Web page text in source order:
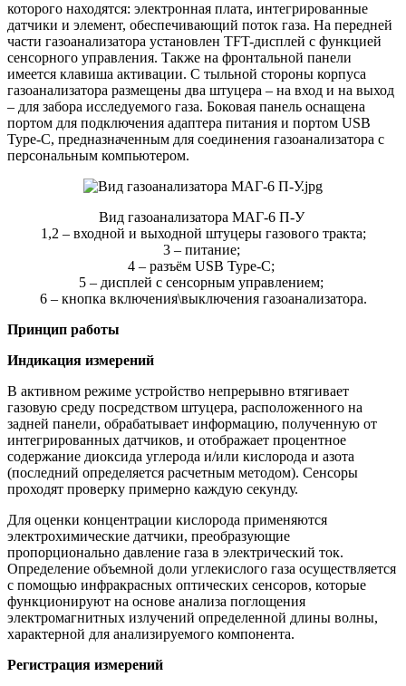
которого находятся: электронная плата, интегрированные
датчики и элемент, обеспечивающий поток газа. На передней
части газоанализатора установлен TFT-дисплей с функцией
сенсорного управления. Также на фронтальной панели
имеется клавиша активации. С тыльной стороны корпуса
газоанализатора размещены два штуцера – на вход и на выход
– для забора исследуемого газа. Боковая панель оснащена
портом для подключения адаптера питания и портом USB
Type-C, предназначенным для соединения газоанализатора с
персональным компьютером.
Вид газоанализатора МАГ-6 П-У
1,2 – входной и выходной штуцеры газового тракта;
3 – питание;
4 – разъём USB Type-С;
5 – дисплей с сенсорным управлением;
6 – кнопка включения\выключения газоанализатора.
Принцип работы
Индикация измерений
В активном режиме устройство непрерывно втягивает
газовую среду посредством штуцера, расположенного на
задней панели, обрабатывает информацию, полученную от
интегрированных датчиков, и отображает процентное
содержание диоксида углерода и/или кислорода и азота
(последний определяется расчетным методом). Сенсоры
проходят проверку примерно каждую секунду.
Для оценки концентрации кислорода применяются
электрохимические датчики, преобразующие
пропорционально давление газа в электрический ток.
Определение объемной доли углекислого газа осуществляется
с помощью инфракрасных оптических сенсоров, которые
функционируют на основе анализа поглощения
электромагнитных излучений определенной длины волны,
характерной для анализируемого компонента.
Регистрация измерений